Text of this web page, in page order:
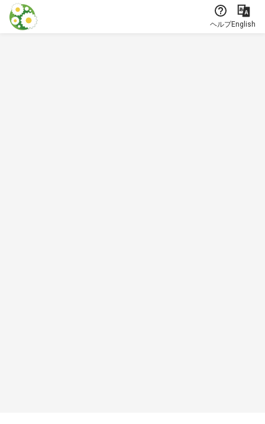
本文に飛ぶ
ヘルプEnglish